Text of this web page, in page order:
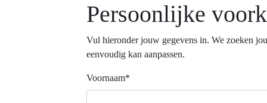
Persoonlijke
Vul hieronder jouw gegevens in. We zoeken
eenvoudig kan aanpassen.
Voornaam*